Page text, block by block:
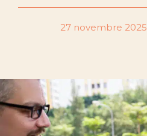
27 novembre 2025